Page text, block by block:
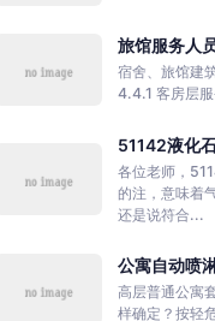
旅馆服务人
宿舍、旅馆建
4.4.1 客房层
51142液化
各位老师，
的注，意味着
还是说符合...
公寓自动喷
高层普通公寓
样确定？按轻